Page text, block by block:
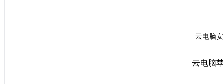
云电脑
云电脑